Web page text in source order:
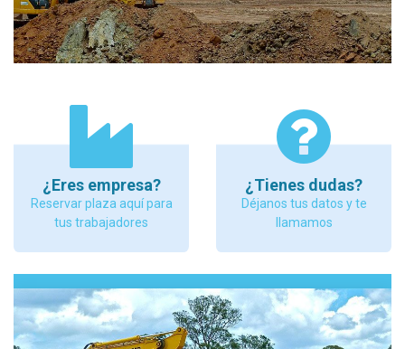
¿Eres empresa?
Reservar plaza aquí para
tus trabajadores
¿Tienes dudas?
Déjanos tus datos y te
llamamos